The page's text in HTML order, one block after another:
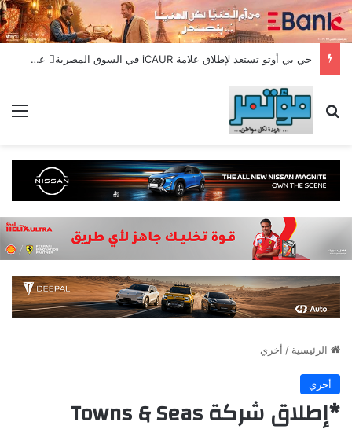
جي بي أوتو تستعد لإطلاق علامة iCAUR في السوق المصرية علامة عالمية جديدة لسيارات الطاقة الجديدة تجمع بين التكنولوجيا الذكية والتصميم الجريء وروح المغامر
بحث عن
الرئيسية / أخري
أخري
*إطلاق شركة Towns & Seas